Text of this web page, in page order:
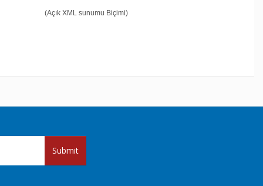
(Açık XML sunumu Biçimi)
Submit